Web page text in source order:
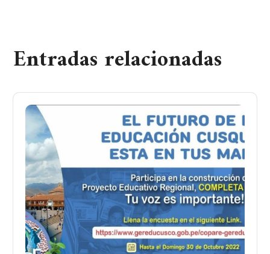
Entradas relacionadas